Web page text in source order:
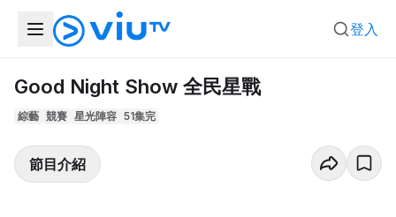
登入
Good Night Show 全民星戰
綜藝 競賽 星光陣容 51集完
節目介紹